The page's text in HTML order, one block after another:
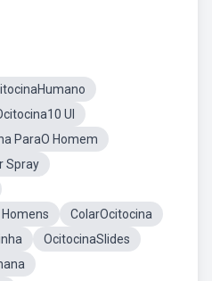
UI
ParaO Homem
Spray
ColarOcitocina
OcitocinaSlides